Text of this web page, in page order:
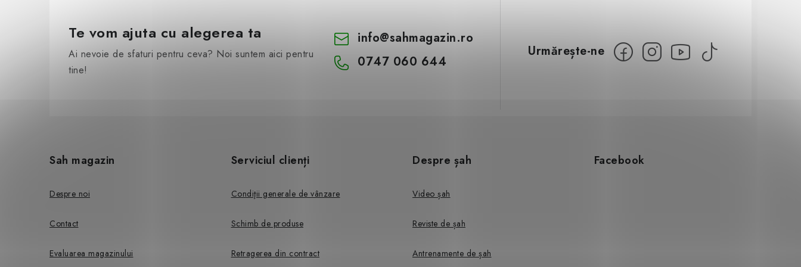
Te vom ajuta cu alegerea ta
Ai nevoie de sfaturi pentru ceva? Noi suntem aici pentru
tine!
info@sahmagazin.ro
0747 060 644
Sah magazin
Despre noi
Contact
Evaluarea magazinului
Serviciul clienți
Condiţii generale de vânzare
Schimb de produse
Retragerea din contract
Despre șah
Video șah
Reviste de șah
Antrenamente de șah
Facebook